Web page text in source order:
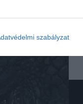
szabályzat